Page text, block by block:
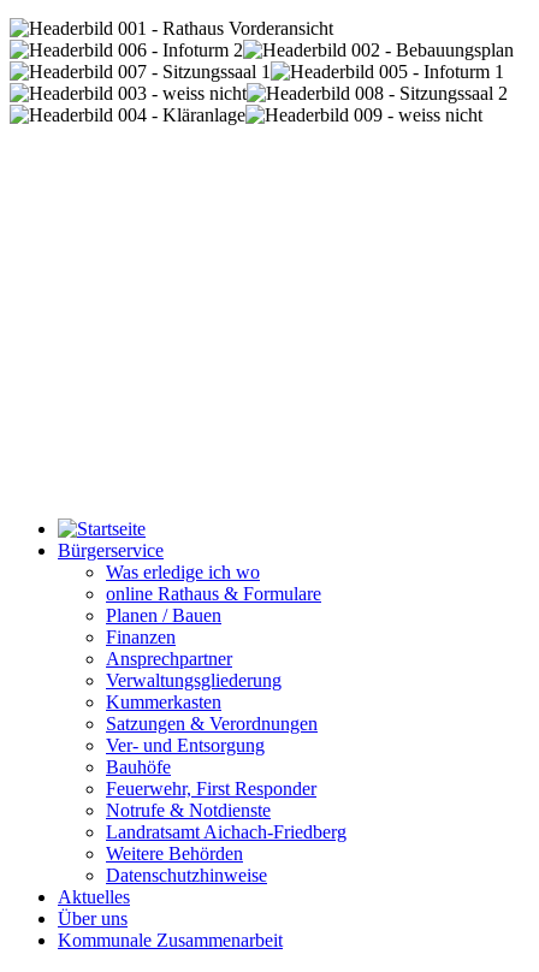
Bürgerservice
Was erledige ich wo
online Rathaus & Formulare
Planen / Bauen
Finanzen
Ansprechpartner
Verwaltungsgliederung
Kummerkasten
Satzungen & Verordnungen
Ver- und Entsorgung
Bauhöfe
Feuerwehr, First Responder
Notrufe & Notdienste
Landratsamt Aichach-Friedberg
Weitere Behörden
Datenschutzhinweise
Aktuelles
Über uns
Kommunale Zusammenarbeit